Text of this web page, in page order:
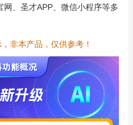
、圣才APP、微信小程序等多
非本产品，仅供参考！